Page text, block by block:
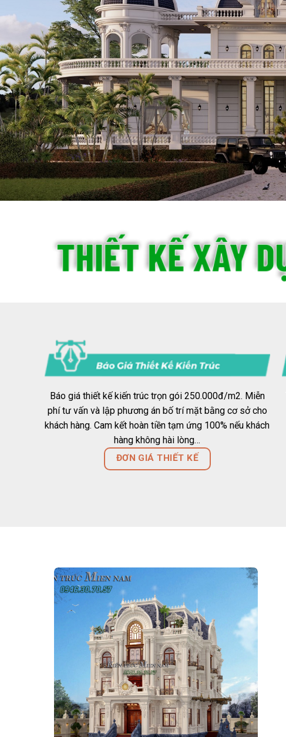
Báo giá thiết kế kiến trúc trọn gói 250.000đ/m2. Miễn
phí tư vấn và lập phương án bố trí mặt bằng cơ sở cho
khách hàng. Cam kết hoàn tiền tạm ứng 100% nếu khách
hàng không hài lòng…
ĐƠN GIÁ THIẾT KẾ